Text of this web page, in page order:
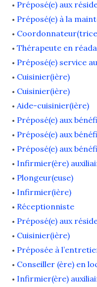
Préposé(e) aux
Préposé(e) à la
Thérapeute en
Préposé(e) service
Cuisinier(ière)
Cuisinier(ière)
Aide-cuisinier(ière)
Préposé(e) aux
Préposé(e) aux
Préposé(e) aux
Infirmier(ère)
Plongeur(euse)
Infirmier(ière)
Réceptionniste
Préposé(e) aux
Cuisinier(ière)
Préposée à
Conseiller (ère) en
Infirmier(ère)